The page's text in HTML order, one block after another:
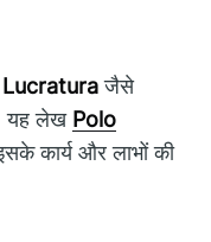
Lucraturaजैसे
यह लेख Polo
कार्य और लाभों की